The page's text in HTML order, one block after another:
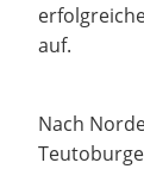
auf.
Nach